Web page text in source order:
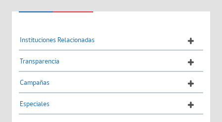
Instituciones Relacionadas
Transparencia
Campañas
Especiales